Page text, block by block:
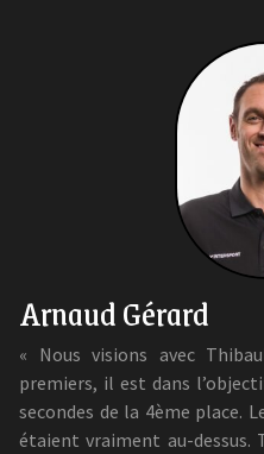
Arnaud Gérard
« Nous visions avec
premiers, il est dans
secondes de la 4ème place.
étaient vraiment au-